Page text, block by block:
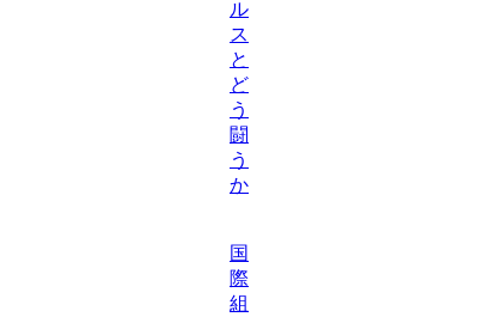
ル
ス
と
ど
う
闘
う
か
国
際
組